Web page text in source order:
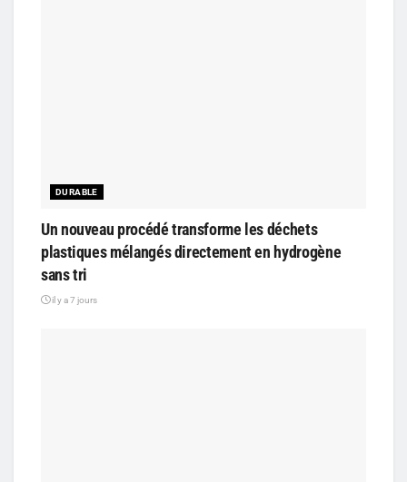
DURABLE
Un nouveau procédé transforme les déchets
plastiques mélangés directement en hydrogène
sans tri
il y a 7 jours